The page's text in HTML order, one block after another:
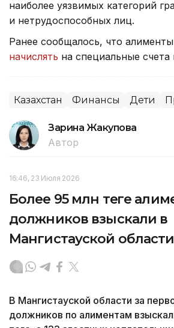
наиболее уязвимых категорий
и нетрудоспособных лиц.
Ранее сообщалось, что алименты
начислять на специальные счета
Казахстан Финансы Дети
Зарина Жакупова
Автор
16:46, 23 Июля 2026
Более 95 млн теңге
должников взыскали в
Мангистауской области
В Мангистауской области за
должников по алиментам